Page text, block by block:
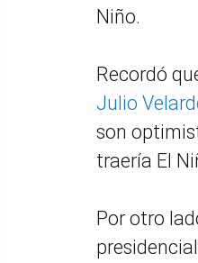
Niño.
Recordó
Julio
son
traería El
Por otro